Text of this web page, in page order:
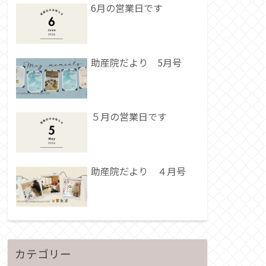
6月の営業日です
助産院だより 5月号
５月の営業日です
助産院だより ４月号
カテゴリー